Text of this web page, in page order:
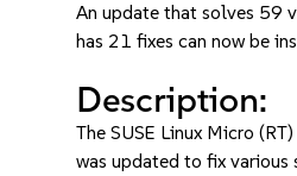
An update that solves 59
has 21 fixes can now be
Description:
The SUSE Linux Micro
was updated to fix various